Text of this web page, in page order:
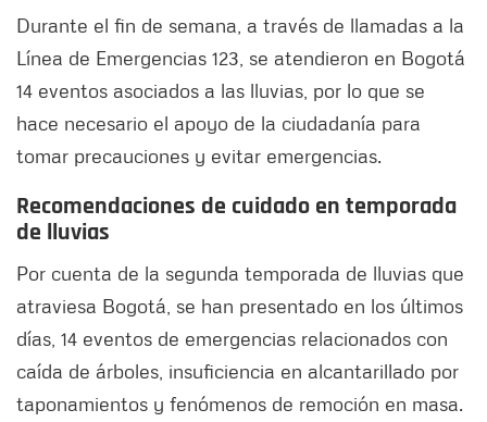
Durante el fin de semana, a través de llamadas a la
Línea de Emergencias 123, se atendieron en Bogotá
14 eventos asociados a las lluvias, por lo que se
hace necesario el apoyo de la ciudadanía para
tomar precauciones y evitar emergencias.
Recomendaciones de cuidado en temporada
de lluvias
Por cuenta de la segunda temporada de lluvias que
atraviesa Bogotá, se han presentado en los últimos
días, 14 eventos de emergencias relacionados con
caída de árboles, insuficiencia en alcantarillado por
taponamientos y fenómenos de remoción en masa.